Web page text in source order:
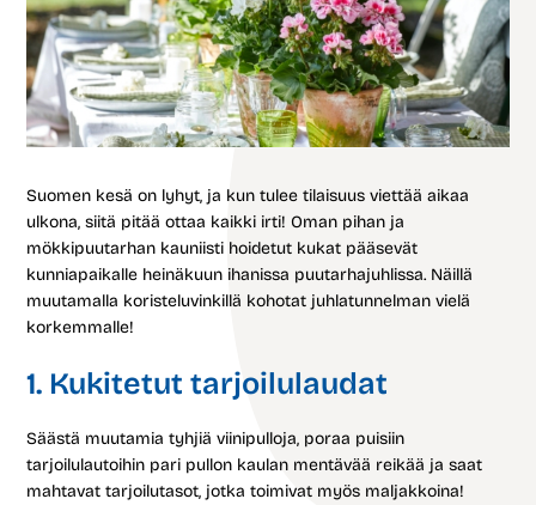
Suomen kesä on lyhyt, ja kun tulee tilaisuus viettää aikaa
ulkona, siitä pitää ottaa kaikki irti! Oman pihan ja
mökkipuutarhan kauniisti hoidetut kukat pääsevät
kunniapaikalle heinäkuun ihanissa puutarhajuhlissa. Näillä
muutamalla koristeluvinkillä kohotat juhlatunnelman vielä
korkemmalle!
1. Kukitetut tarjoilulaudat
Säästä muutamia tyhjiä viinipulloja, poraa puisiin
tarjoilulautoihin pari pullon kaulan mentävää reikää ja saat
mahtavat tarjoilutasot, jotka toimivat myös maljakkoina!